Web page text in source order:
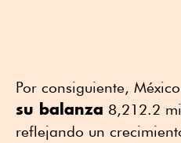
Por consiguiente,
su balanza 8,212.2
reflejando un